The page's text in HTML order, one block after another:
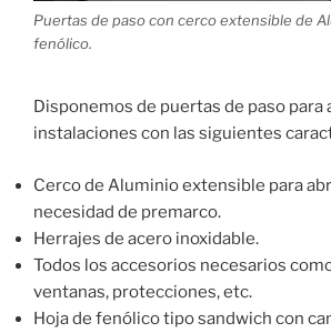
Puertas de paso con cerco extensible de
fenólico.
Disponemos de puertas de paso para
instalaciones con las siguientes
Cerco de Aluminio extensible para
necesidad de premarco.
Herrajes de acero inoxidable.
Todos los accesorios necesarios
ventanas, protecciones, etc.
Hoja de fenólico tipo sandwich con